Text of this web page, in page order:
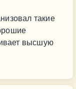
такие
высшую